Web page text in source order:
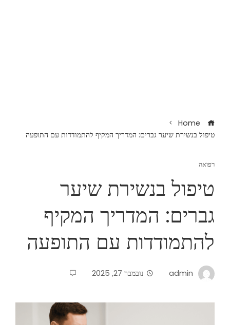
טיפול בנשירת שיער גברים: המדריך המקיף להתמודדות עם התופעה
רפואה
טיפול בנשירת שיער
גברים: המדריך המקיף
להתמודדות עם התופעה
admin נובמבר 27, 2025